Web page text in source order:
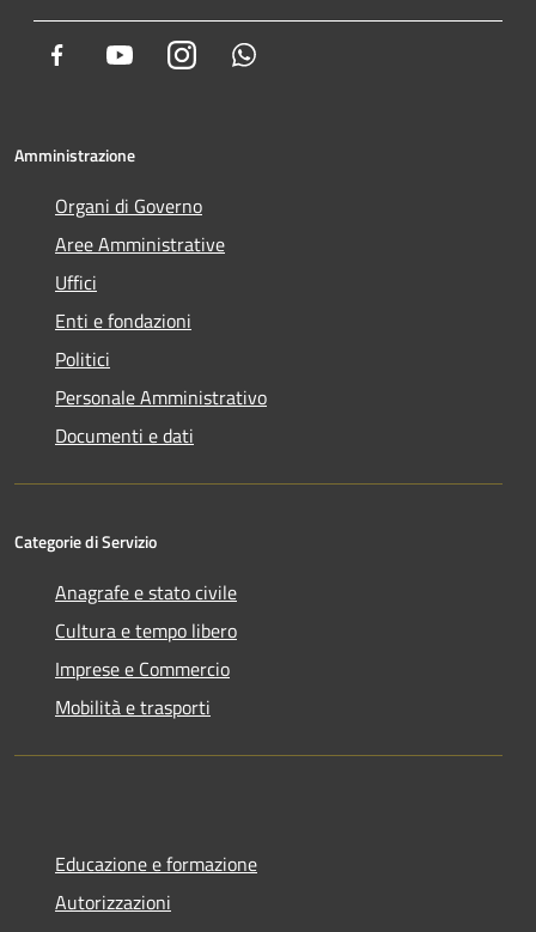
Facebook YoutubeInstagram
Amministrazione
Organi di Governo
Aree Amministrative
Uffici
Enti e fondazioni
Politici
Personale Amministrativo
Documenti e dati
Categorie di Servizio
Anagrafe e stato civile
Cultura e tempo libero
Imprese e Commercio
Mobilità e trasporti
Educazione e formazione
Autorizzazioni